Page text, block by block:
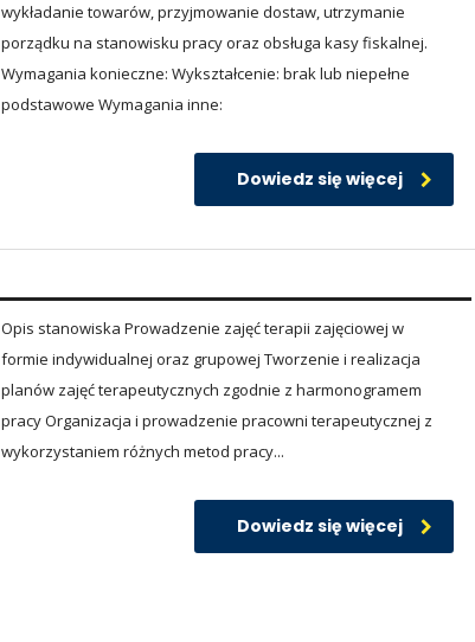
wykładanie towarów, przyjmowanie dostaw, utrzymanie
porządku na stanowisku pracy oraz obsługa kasy fiskalnej.
Wymagania konieczne: Wykształcenie: brak lub niepełne
podstawowe Wymagania inne:
Dowiedz się więcej
Opis stanowiska Prowadzenie zajęć terapii zajęciowej w
formie indywidualnej oraz grupowej Tworzenie i realizacja
planów zajęć terapeutycznych zgodnie z harmonogramem
pracy Organizacja i prowadzenie pracowni terapeutycznej z
wykorzystaniem różnych metod pracy...
Dowiedz się więcej